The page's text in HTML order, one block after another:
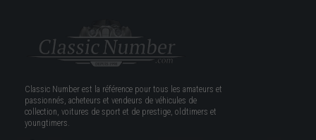
Classic Number est la référence pour tous les amateurs et
passionnés, acheteurs et vendeurs de véhicules de
collection, voitures de sport et de prestige, oldtimers et
youngtimers.